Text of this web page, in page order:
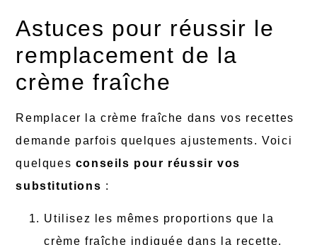
Astuces pour réussir le
remplacement de la
crème fraîche
Remplacer la crème fraîche dans vos recettes
demande parfois quelques ajustements. Voici
quelques conseils pour réussir vos
substitutions :
Utilisez les mêmes proportions que la
crème fraîche indiquée dans la recette.